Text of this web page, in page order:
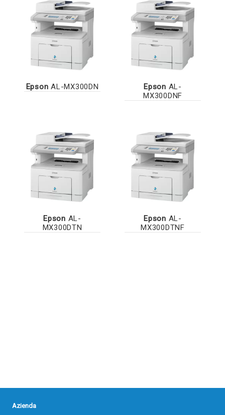
Epson AL-MX300DN Epson AL-
MX300DNF
Epson AL-
MX300DTN
Epson AL-
MX300DTNF
Azienda